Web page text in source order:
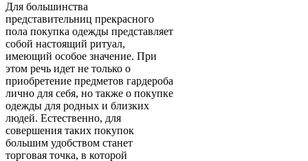
Для большинства
представительниц прекрасного
пола покупка одежды представляет
собой настоящий ритуал,
имеющий особое значение. При
этом речь идет не только о
приобретение предметов гардероба
лично для себя, но также о покупке
одежды для родных и близких
людей. Естественно, для
совершения таких покупок
большим удобством станет
торговая точка, в которой